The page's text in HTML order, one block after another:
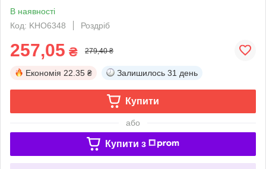
В наявності
Код: KHO6348
Роздріб
257,05 ₴ 279,40 ₴
Економія 22.35 ₴ Залишилось 31 день
Купити
або
Купити з